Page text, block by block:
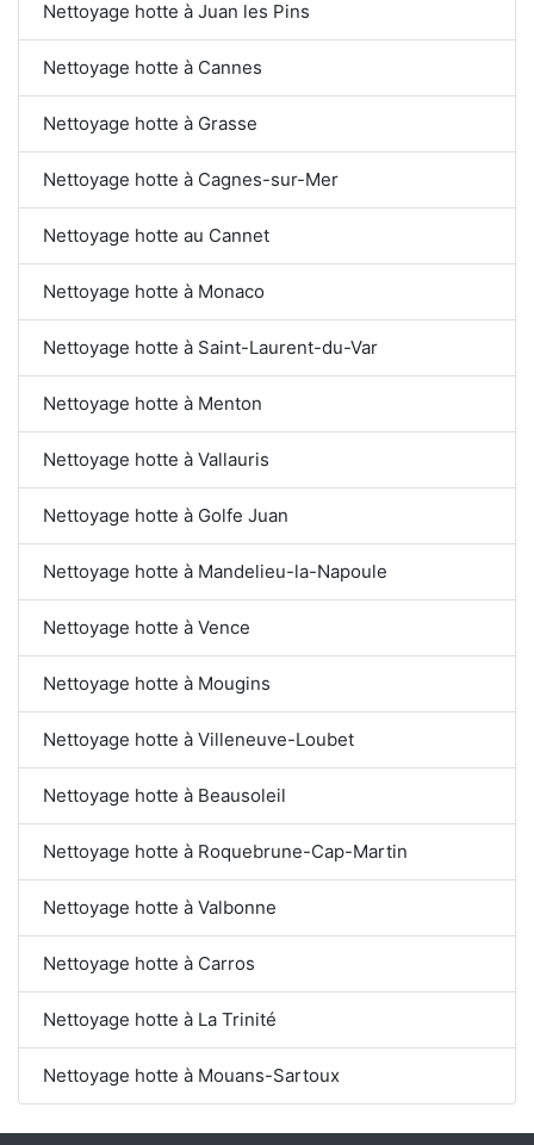
Nettoyage hotte à Juan les Pins
Nettoyage hotte à Cannes
Nettoyage hotte à Grasse
Nettoyage hotte à Cagnes-sur-Mer
Nettoyage hotte au Cannet
Nettoyage hotte à Monaco
Nettoyage hotte à Saint-Laurent-du-Var
Nettoyage hotte à Menton
Nettoyage hotte à Vallauris
Nettoyage hotte à Golfe Juan
Nettoyage hotte à Mandelieu-la-Napoule
Nettoyage hotte à Vence
Nettoyage hotte à Mougins
Nettoyage hotte à Villeneuve-Loubet
Nettoyage hotte à Beausoleil
Nettoyage hotte à Roquebrune-Cap-Martin
Nettoyage hotte à Valbonne
Nettoyage hotte à Carros
Nettoyage hotte à La Trinité
Nettoyage hotte à Mouans-Sartoux